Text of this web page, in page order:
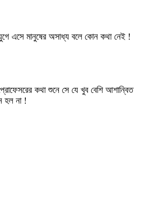
এসে মানুষের অসাধ্য বলে কোন কথা নেই !
কথা শুনে সে যে খুব বেশি আশান্বিত
হল না !